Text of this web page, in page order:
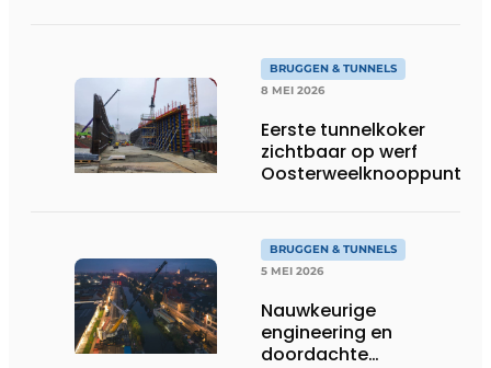
BRUGGEN & TUNNELS
8 MEI 2026
Eerste tunnelkoker
zichtbaar op werf
Oosterweelknooppunt
BRUGGEN & TUNNELS
5 MEI 2026
Nauwkeurige
engineering en
doordachte